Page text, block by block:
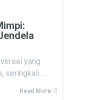
yang
seringkali…
Read More